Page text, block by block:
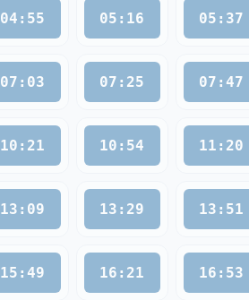
04:55 05:16 05:37
07:03 07:25 07:47
10:21 10:54 11:20
13:09 13:29 13:51
15:49 16:21 16:53